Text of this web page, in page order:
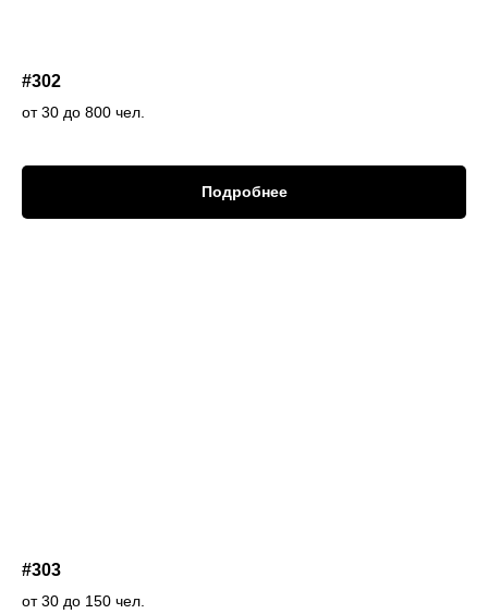
#302
от 30 до 800 чел.
Подробнее
#303
от 30 до 150 чел.